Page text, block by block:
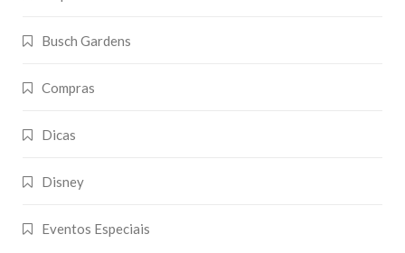
Busch Gardens
Compras
Dicas
Disney
Eventos Especiais